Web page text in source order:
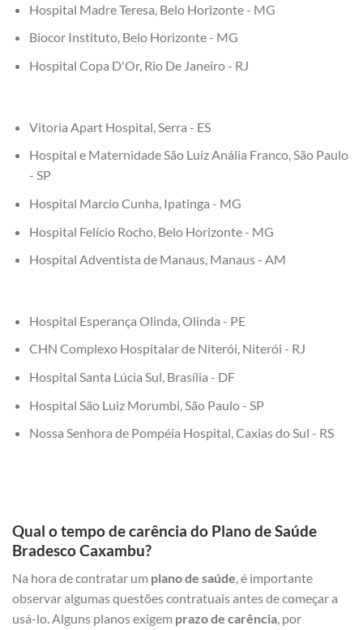
Hospital Madre Teresa, Belo Horizonte - MG
Biocor Instituto, Belo Horizonte - MG
Hospital Copa D'Or, Rio De Janeiro - RJ
Vitoria Apart Hospital, Serra - ES
Hospital e Maternidade São Luiz Anália Franco, São Paulo
- SP
Hospital Marcio Cunha, Ipatinga - MG
Hospital Felício Rocho, Belo Horizonte - MG
Hospital Adventista de Manaus, Manaus - AM
Hospital Esperança Olinda, Olinda - PE
CHN Complexo Hospitalar de Niterói, Niterói - RJ
Hospital Santa Lúcia Sul, Brasília - DF
Hospital São Luiz Morumbi, São Paulo - SP
Nossa Senhora de Pompéia Hospital, Caxias do Sul - RS
Qual o tempo de carência do Plano de Saúde
Bradesco Caxambu?
Na hora de contratar um plano de saúde, é importante
observar algumas questões contratuais antes de começar a
usá-lo. Alguns planos exigem prazo de carência, por